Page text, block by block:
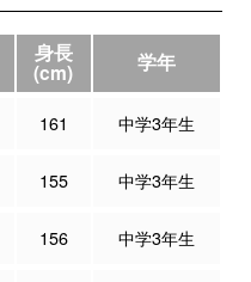
身長
(cm) 学年
161 中学3年生
155 中学3年生
156 中学3年生